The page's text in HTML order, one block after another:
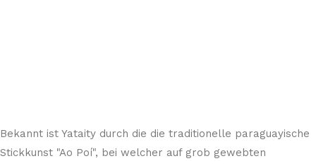
Bekannt ist Yataity durch die die traditionelle paraguayische
Stickkunst "Ao Poí", bei welcher auf grob gewebten